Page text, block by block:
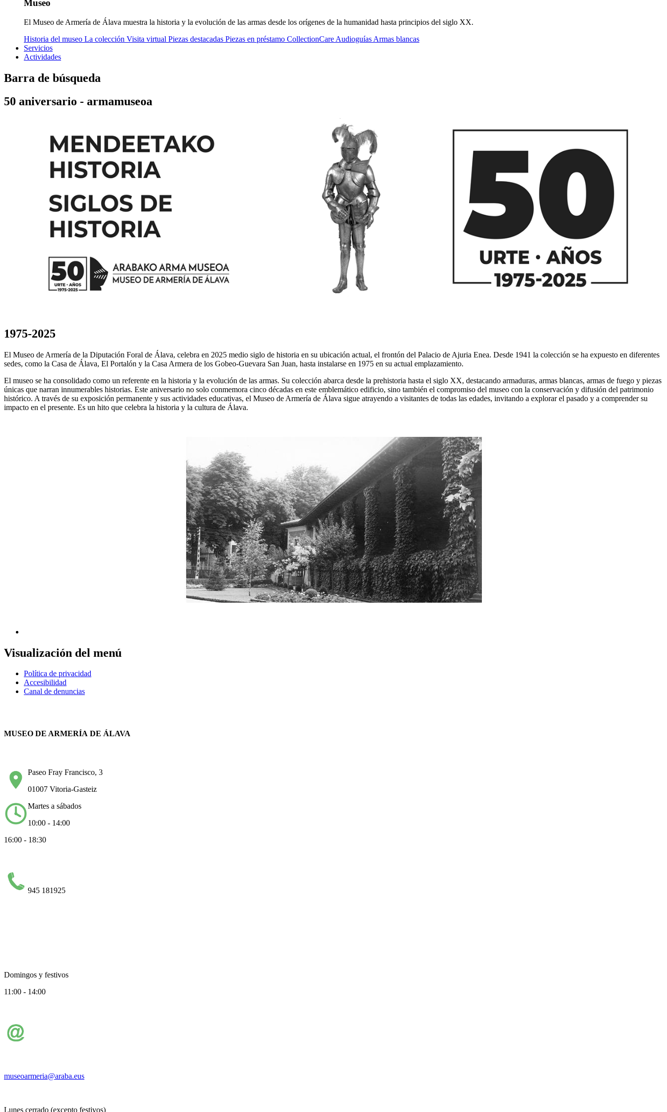
Museo
El Museo de Armería de Álava muestra la historia y la evolución de las armas desde los orígenes de la humanidad hasta principios del siglo XX.
Historia del museo La colección Visita virtual Piezas destacadas Piezas en préstamo CollectionCare Audioguías Armas blancas
Servicios
Actividades
Barra de búsqueda
50 aniversario - armamuseoa
1975-2025
El Museo de Armería de la Diputación Foral de Álava, celebra en 2025 medio siglo de historia en su ubicación actual, el frontón del Palacio de Ajuria Enea. Desde 1941 la colección se ha expuesto en diferentes
sedes, como la Casa de Álava, El Portalón y la Casa Armera de los Gobeo-Guevara San Juan, hasta instalarse en 1975 en su actual emplazamiento.
El museo se ha consolidado como un referente en la historia y la evolución de las armas. Su colección abarca desde la prehistoria hasta el siglo XX, destacando armaduras, armas blancas, armas de fuego y piezas
únicas que narran innumerables historias. Este aniversario no solo conmemora cinco décadas en este emblemático edificio, sino también el compromiso del museo con la conservación y difusión del patrimonio
histórico. A través de su exposición permanente y sus actividades educativas, el Museo de Armería de Álava sigue atrayendo a visitantes de todas las edades, invitando a explorar el pasado y a comprender su
impacto en el presente. Es un hito que celebra la historia y la cultura de Álava.
Visualización del menú
Política de privacidad
Accesibilidad
Canal de denuncias
MUSEO DE ARMERÍA DE ÁLAVA
Paseo Fray Francisco, 3
01007 Vitoria-Gasteiz
Martes a sábados
10:00 - 14:00
16:00 - 18:30
945 181925
Domingos y festivos
11:00 - 14:00
museoarmeria@araba.eus
Lunes cerrado (excepto festivos)